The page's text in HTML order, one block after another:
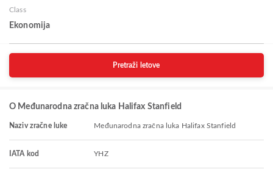
Class
Ekonomija
Pretraži letove
O Međunarodna zračna luka Halifax Stanfield
Naziv zračne luke Međunarodna zračna luka Halifax Stanfield
IATA kod YHZ